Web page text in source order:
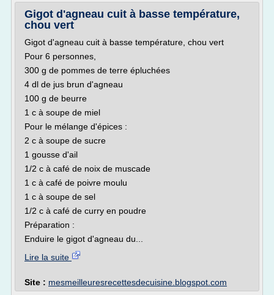
Gigot d'agneau cuit à basse température,
chou vert
Gigot d'agneau cuit à basse température, chou vert
Pour 6 personnes,
300 g de pommes de terre épluchées
4 dl de jus brun d'agneau
100 g de beurre
1 c à soupe de miel
Pour le mélange d'épices :
2 c à soupe de sucre
1 gousse d'ail
1/2 c à café de noix de muscade
1 c à café de poivre moulu
1 c à soupe de sel
1/2 c à café de curry en poudre
Préparation :
Enduire le gigot d'agneau du...
Lire la suite
Site : mesmeilleuresrecettesdecuisine.blogspot.com